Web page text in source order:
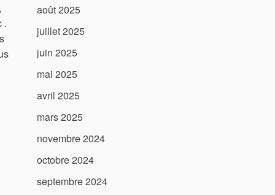
.
août 2025
juillet 2025
juin 2025
mai 2025
avril 2025
mars 2025
novembre 2024
octobre 2024
septembre 2024